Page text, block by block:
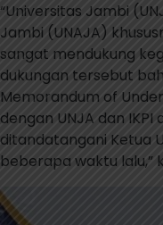
“Universitas Jambi
Jambi (UNAJA)
sangat mendukung
dukungan tersebut
Memorandum of
dengan UNJA dan
ditandatangani Ketua
beberapa waktu lalu,”